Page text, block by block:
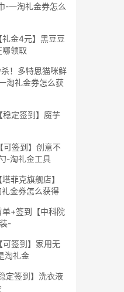
-一淘礼金券怎么
金4元】黑豆豆
领取
！多特思猫咪鲜
淘礼金券怎么获
定签到】魔芋
签到】创意不
-淘礼金工具
菲克旗舰店】
金券怎么获得
+签到【中科院
-
签到】家用无
淘礼金
定签到】洗衣液